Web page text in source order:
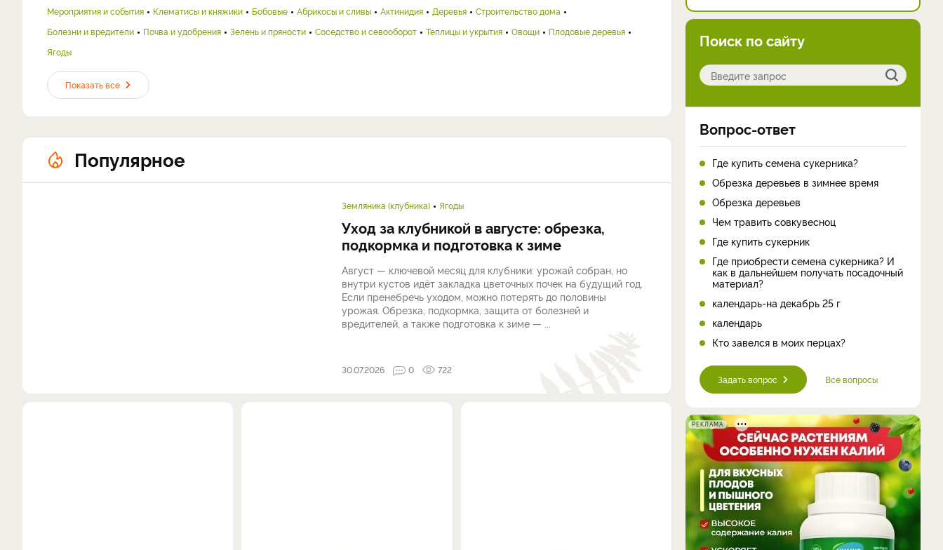
Мероприятия и события
Клематисы и княжики Бобовые Абрикосы и сливы Актинидия Деревья
Строительство дома
Болезни и вредители
Почва и удобрения Зелень и пряности Соседство и севооборот Теплицы и укрытия Овощи
Плодовые деревья
Ягоды
Показать все
Популярное
Земляника (клубника) Ягоды
Уход за клубникой в августе: обрезка,
подкормка и подготовка к зиме
Август — ключевой месяц для клубники: урожай собран, но
внутри кустов идёт закладка цветочных почек на будущий год.
Если пренебречь уходом, можно потерять до половины
урожая. Обрезка, подкормка, защита от болезней и
вредителей, а также подготовка к зиме — ...
30.07.2026 0 722
Поиск по сайту
Вопрос-ответ
Где купить семена сукерника?
Обрезка деревьев в зимнее время
Обрезка деревьев
Чем травить совкувесноц
Где купить сукерник
Где приобрести семена сукерника? И
как в дальнейшем получать посадочный
материал?
календарь-на декабрь 25 г
календарь
Кто завелся в моих перцах?
Задать вопрос Все вопросы
РЕКЛАМА